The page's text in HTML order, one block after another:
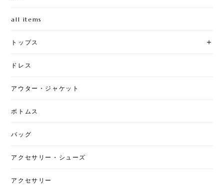
all items
トップス
ドレス
アウター・ジャケット
ボトムス
バッグ
アクセサリー・シューズ
アクセサリー